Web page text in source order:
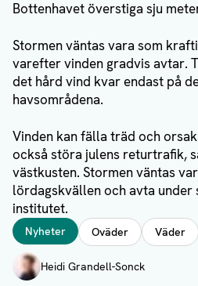
Bottenhavet överstiga sju
Stormen väntas vara som
varefter vinden gradvis avtar.
det hård vind kvar endast på
havsområdena.
Vinden kan fälla träd och
också störa julens returtrafik,
västkusten. Stormen väntas
lördagskvällen och avta under
institutet.
Taggar
Nyheter Oväder Väder
Författare
Heidi Grandell-Sonck
Visa profil